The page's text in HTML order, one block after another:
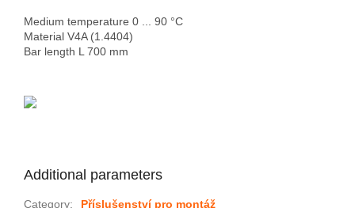
Medium temperature 0 ... 90 °C
Material V4A (1.4404)
Bar length L 700 mm
Additional parameters
Category:
Příslušenství pro montáž